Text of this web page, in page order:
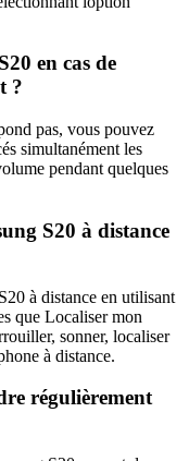
en cas de
?
pas, vous pouvez
simultanément les
pendant quelques
S20 à distance
à distance en utilisant
que Localiser mon
sonner, localiser
à distance.
régulièrement